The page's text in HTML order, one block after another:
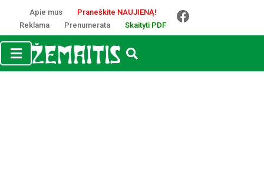
Apie mus
Praneškite NAUJIENĄ!
Reklama
Prenumerata Skaityti PDF